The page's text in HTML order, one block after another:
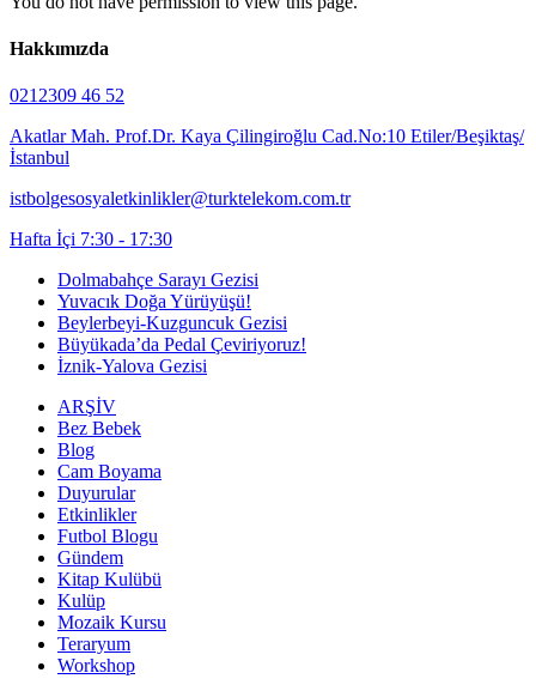
Hakkımızda
0212309 46 52
Akatlar Mah. Prof.Dr. Kaya Çilingiroğlu Cad.No:10 Etiler/Beşiktaş/
İstanbul
istbolgesosyaletkinlikler@turktelekom.com.tr
Hafta İçi 7:30 - 17:30
Dolmabahçe Sarayı Gezisi
Yuvacık Doğa Yürüyüşü!
Beylerbeyi-Kuzguncuk Gezisi
Büyükada’da Pedal Çeviriyoruz!
İznik-Yalova Gezisi
ARŞİV
Bez Bebek
Blog
Cam Boyama
Duyurular
Etkinlikler
Futbol Blogu
Gündem
Kitap Kulübü
Kulüp
Mozaik Kursu
Teraryum
Workshop